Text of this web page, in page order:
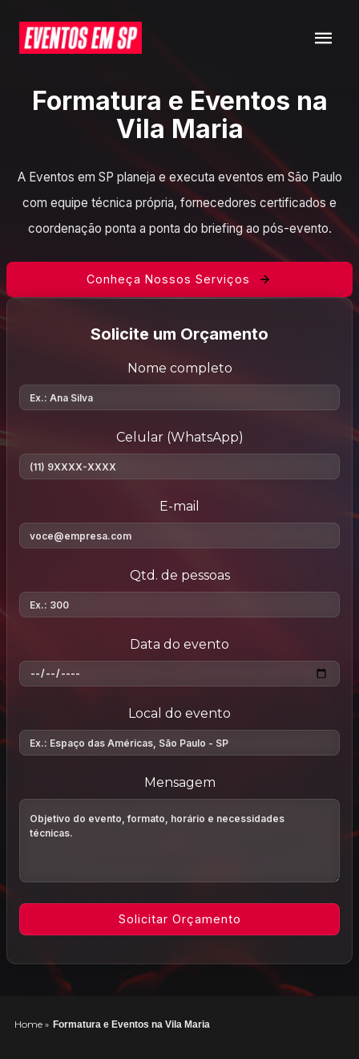
Formatura e Eventos na
Vila Maria
A Eventos em SP planeja e executa eventos em São Paulo
com equipe técnica própria, fornecedores certificados e
coordenação ponta a ponta do briefing ao pós-evento.
Conheça Nossos Serviços
Solicite um Orçamento
Nome completo
Celular (WhatsApp)
E-mail
Qtd. de pessoas
Data do evento
Local do evento
Mensagem
Home » Formatura e Eventos na Vila Maria